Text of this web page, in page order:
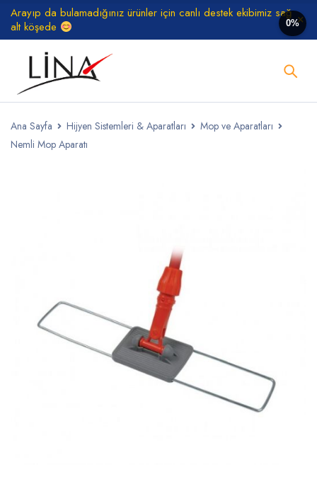
Arayıp da bulamadığınız ürünler için canlı destek ekibimiz sağ
alt köşede
Ana Sayfa Hijyen Sistemleri & Aparatları
Mop ve Aparatları
Nemli Mop Aparatı
0%